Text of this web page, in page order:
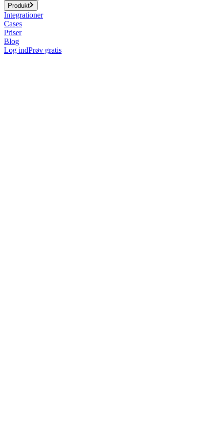
Produkt
Integrationer
Cases
Priser
Blog
Log indPrøv gratis